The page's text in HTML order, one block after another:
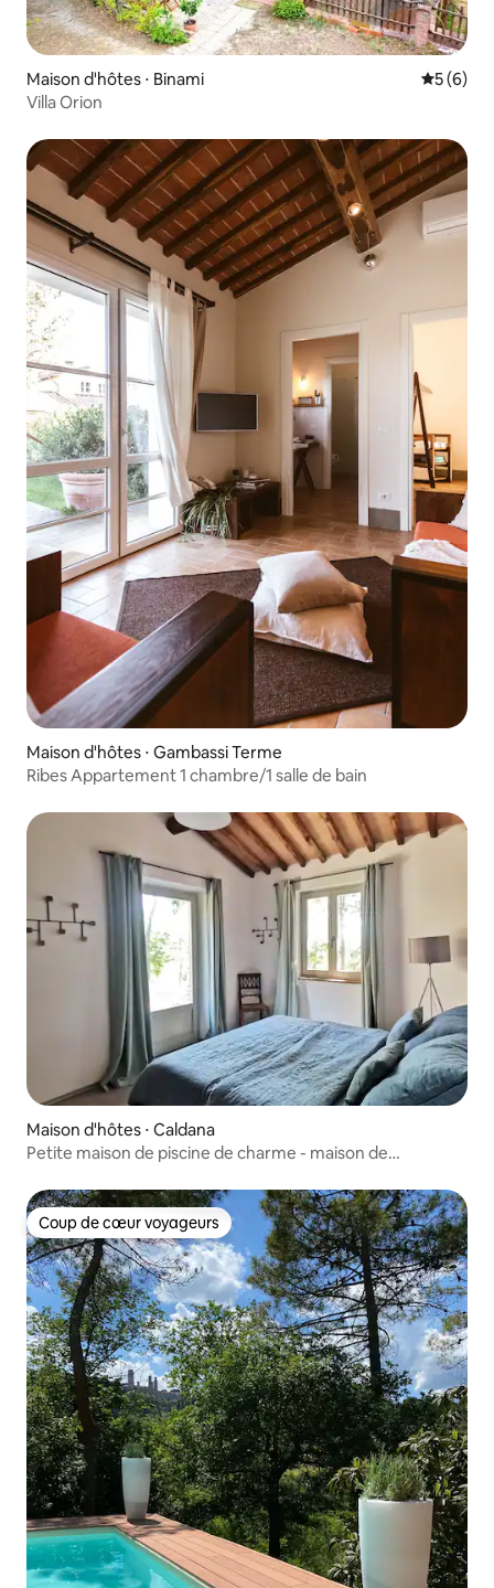
Maison d'hôtes ⋅ Binami
5 (6)
Villa Orion
Maison d'hôtes ⋅ Gambassi Terme
Ribes Appartement 1 chambre/1 salle de bain
Maison d'hôtes ⋅ Caldana
Petite maison de piscine de charme - maison de
Coup de cœur voyageurs
Coup de cœur voyageurs